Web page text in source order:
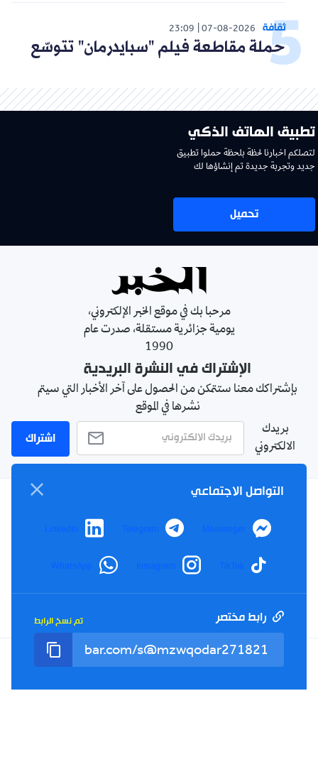
ثقافة 07-08-2026
23:09
حملة مقاطعة فيلم "سبايدرمان" تتوسّع
تطبيق الهاتف الذكي
لتصلكم اخبارنا لحظة بلحظة حملوا تطبيق
جديد وتجربة جديدة تم إنشاؤها لك
تحميل
مرحبا بك في موقع الخبر الإلكتروني،
يومية جزائرية مستقلة، صدرت عام
1990
الإشتراك في النشرة البريدية
بإشتراكك معنا ستتمكن من الحصول على آخر الأخبار التي سيتم
نشرها في الموقع
بريدك
الالكتروني
اشتراك
الأحكام والشروط
اتصل بنا
التواصل الاجتماعي
Messenger
Telegram
LinkedIn
TikTok
Instagram
WhatsApp
رابط مختصر تم نسخ الرابط